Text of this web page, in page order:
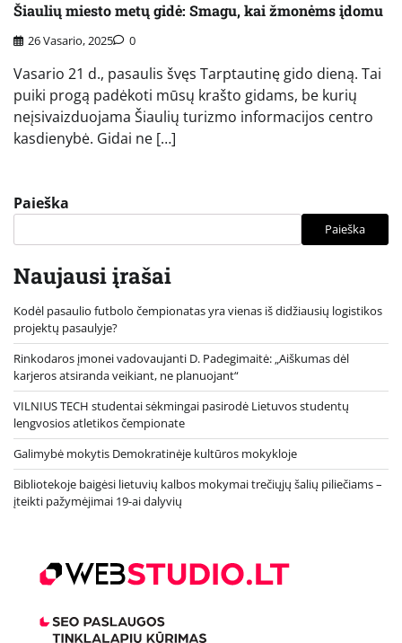
Šiaulių miesto metų gidė: Smagu, kai žmonėms įdomu
26 Vasario, 2025 0
Vasario 21 d., pasaulis švęs Tarptautinę gido dieną. Tai
puiki progą padėkoti mūsų krašto gidams, be kurių
neįsivaizduojama Šiaulių turizmo informacijos centro
kasdienybė. Gidai ne […]
Paieška
Paieška
Naujausi įrašai
Kodėl pasaulio futbolo čempionatas yra vienas iš didžiausių logistikos
projektų pasaulyje?
Rinkodaros įmonei vadovaujanti D. Padegimaitė: „Aiškumas dėl
karjeros atsiranda veikiant, ne planuojant“
VILNIUS TECH studentai sėkmingai pasirodė Lietuvos studentų
lengvosios atletikos čempionate
Galimybė mokytis Demokratinėje kultūros mokykloje
Bibliotekoje baigėsi lietuvių kalbos mokymai trečiųjų šalių piliečiams –
įteikti pažymėjimai 19-ai dalyvių